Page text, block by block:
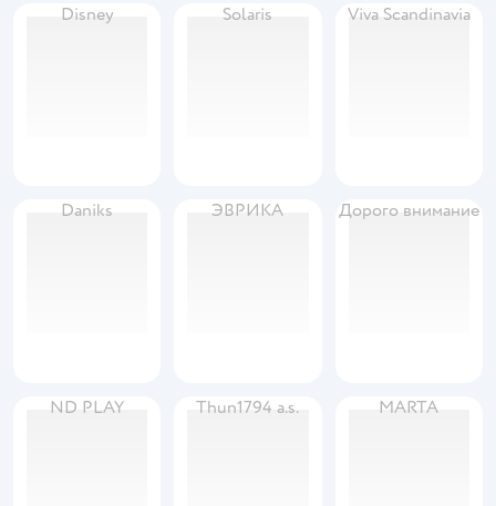
Disney Solaris Viva Scandinavia
Daniks ЭВРИКА Дорого внимание
ND PLAY Thun1794 a.s. MARTA